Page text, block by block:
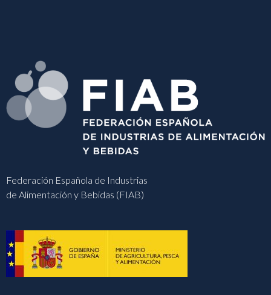
Federación Española de Industrias
de Alimentación y Bebidas (FIAB)